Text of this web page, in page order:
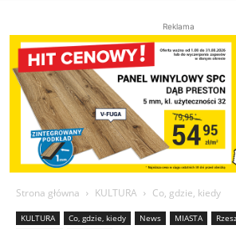
Reklama
Strona główna KULTURA Co, gdzie, kiedy
KULTURA Co, gdzie, kiedy News MIASTA